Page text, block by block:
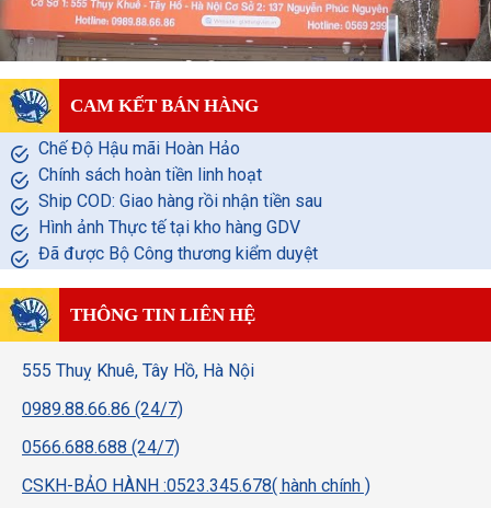
CAM KẾT BÁN HÀNG
Chế Độ Hậu mãi Hoàn Hảo
Chính sách hoàn tiền linh hoạt
Ship COD: Giao hàng rồi nhận tiền sau
Hình ảnh Thực tế tại kho hàng GDV
Đã được Bộ Công thương kiểm duyệt
THÔNG TIN LIÊN HỆ
555 Thuỵ Khuê, Tây Hồ, Hà Nội
0989.88.66.86 (24/7)
0566.688.688 (24/7)
CSKH-BẢO HÀNH :0523.345.678( hành chính )